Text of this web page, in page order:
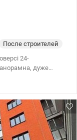
После строителей
24-
дуже
з оселі на
котельня. Стан
якісне чорнове
вогнестійкі